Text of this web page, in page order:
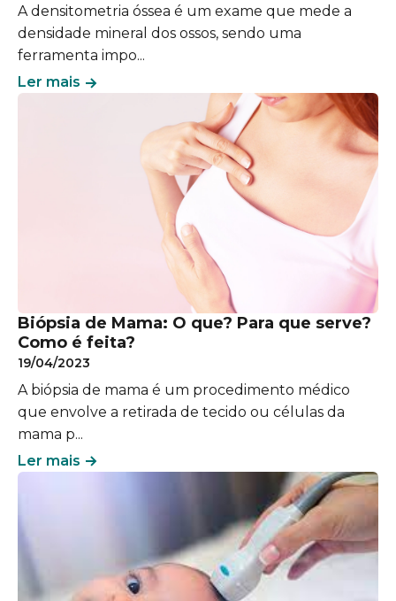
A densitometria óssea é um exame que mede a
densidade mineral dos ossos, sendo uma
ferramenta impo...
Ler mais
​​Biópsia de Mama: O que? Para que serve?
Como é feita?
19/04/2023
A biópsia de mama é um procedimento médico
que envolve a retirada de tecido ou células da
mama p...
Ler mais